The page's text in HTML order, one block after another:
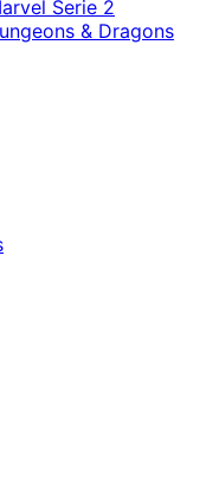
Serie 2
& Dragons